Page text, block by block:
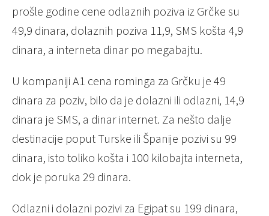
prošle godine cene odlaznih poziva iz Grčke su
49,9 dinara, dolaznih poziva 11,9, SMS košta 4,9
dinara, a interneta dinar po megabajtu.
U kompaniji A1 cena rominga za Grčku je 49
dinara za poziv, bilo da je dolazni ili odlazni, 14,9
dinara je SMS, a dinar internet. Za nešto dalje
destinacije poput Turske ili Španije pozivi su 99
dinara, isto toliko košta i 100 kilobajta interneta,
dok je poruka 29 dinara.
Odlazni i dolazni pozivi za Egipat su 199 dinara,